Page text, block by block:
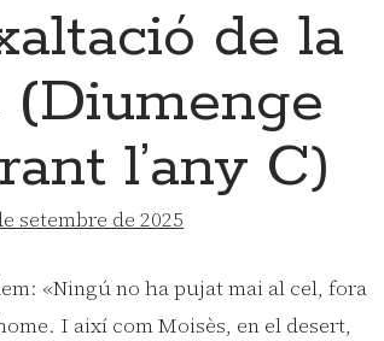
de la
(Diumenge
l’any C)
setembre de 2025
«Ningú no ha pujat mai al cel, fora
I així com Moisès, en el desert,